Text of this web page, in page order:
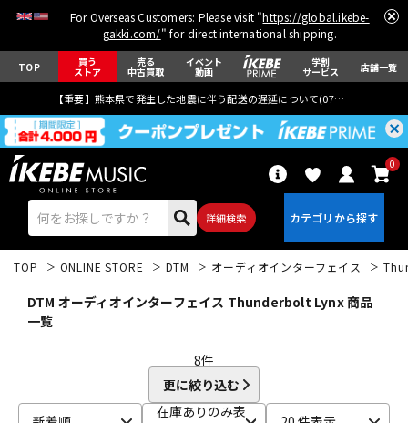
For Overseas Customers: Please visit "https://global.ikebe-
gakki.com/" for direct international shipping.
TOP 買う
ストア
売る
中古買取
イベント
動画
学割
サービス 店舗一覧
【重要】熊本県で発生した地震に伴う配送の遅延について(07月29日
詳細検索
0
TOP ONLINE STORE DTM オーディオインターフェイス
DTM オーディオインターフェイス Thunderbolt Lynx 商品
一覧
8件
更に絞り込む
在庫ありのみ表